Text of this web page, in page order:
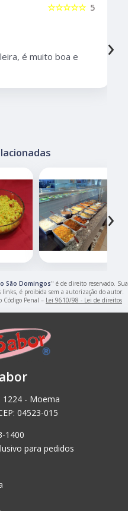
5
☆☆☆☆☆
é muito boa e
›
›
São Domingos" é de direito reservado. Sua
é proibida sem a autorização do autor.
Código Penal – Lei 9610/98 - Lei de direitos
1224 - Moema
04523-015
1400
para pedidos